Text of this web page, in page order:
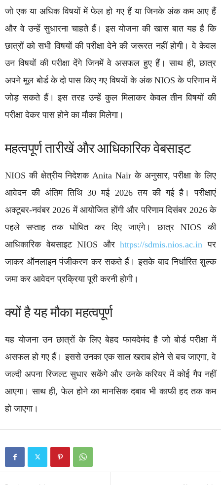
जो एक या अधिक विषयों में फेल हो गए हैं या जिनके अंक कम आए हैं
और वे उन्हें सुधारना चाहते हैं। इस योजना की खास बात यह है कि
छात्रों को सभी विषयों की परीक्षा देने की जरूरत नहीं होगी। वे केवल
उन विषयों की परीक्षा देंगे जिनमें वे असफल हुए हैं। साथ ही, छात्र
अपने मूल बोर्ड के दो पास किए गए विषयों के अंक NIOS के परिणाम में
जोड़ सकते हैं। इस तरह उन्हें कुल मिलाकर केवल तीन विषयों की
परीक्षा देकर पास होने का मौका मिलेगा।
महत्वपूर्ण तारीखें और आधिकारिक वेबसाइट
NIOS की क्षेत्रीय निदेशक Anita Nair के अनुसार, परीक्षा के लिए
आवेदन की अंतिम तिथि 30 मई 2026 तय की गई है। परीक्षाएं
अक्टूबर-नवंबर 2026 में आयोजित होंगी और परिणाम दिसंबर 2026 के
पहले सप्ताह तक घोषित कर दिए जाएंगे। छात्र NIOS की
आधिकारिक वेबसाइट NIOS औरhttps://sdmis.nios.ac.inपर
जाकर ऑनलाइन पंजीकरण कर सकते हैं। इसके बाद निर्धारित शुल्क
जमा कर आवेदन प्रक्रिया पूरी करनी होगी।
क्यों है यह मौका महत्वपूर्ण
यह योजना उन छात्रों के लिए बेहद फायदेमंद है जो बोर्ड परीक्षा में
असफल हो गए हैं। इससे उनका एक साल खराब होने से बच जाएगा, वे
जल्दी अपना रिजल्ट सुधार सकेंगे और उनके करियर में कोई गैप नहीं
आएगा। साथ ही, फेल होने का मानसिक दबाव भी काफी हद तक कम
हो जाएगा।